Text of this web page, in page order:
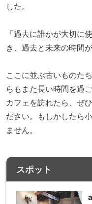
した。
「過去に誰かが大切に
き、過去と未来の時間
ここに並ぶ古いものた
らもまた長い時間を過
カフェを訪れたら、ぜ
ださい。もしかしたら
ません。
スポット